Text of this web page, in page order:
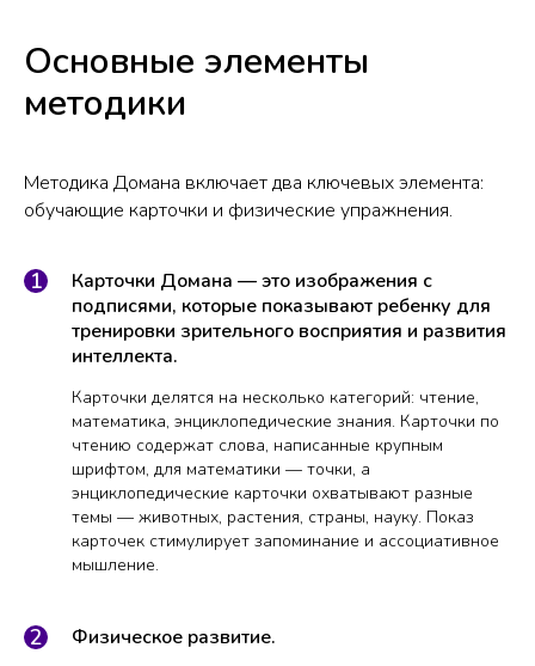
Основные элементы
методики
Методика Домана включает два ключевых элемента:
обучающие карточки и физические упражнения.
Карточки Домана — это изображения с
подписями, которые показывают ребенку для
тренировки зрительного восприятия и развития
интеллекта.
Карточки делятся на несколько категорий: чтение,
математика, энциклопедические знания. Карточки по
чтению содержат слова, написанные крупным
шрифтом, для математики — точки, а
энциклопедические карточки охватывают разные
темы — животных, растения, страны, науку. Показ
карточек стимулирует запоминание и ассоциативное
мышление.
Физическое развитие.